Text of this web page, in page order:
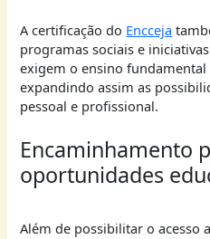
A certificação do Encceja
programas sociais e
exigem o ensino
expandindo assim as
pessoal e profissional.
Encaminhamento
oportunidades
Além de possibilitar o acesso